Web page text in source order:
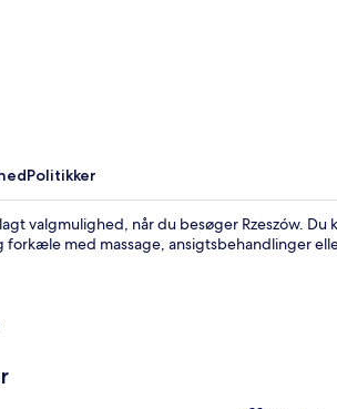
Politikker
valgmulighed, når du besøger Rzeszów. Du
forkæle med massage, ansigtsbehandlinger